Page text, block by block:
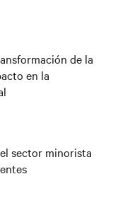
de la
en la
sector minorista